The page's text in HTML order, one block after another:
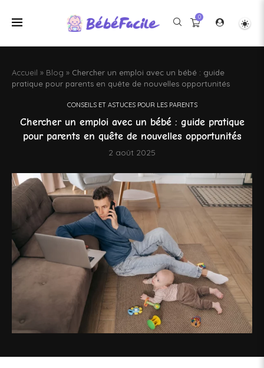
0
Accueil » Blog » Chercher un emploi avec un bébé : guide
pratique pour parents en quête de nouvelles opportunités
CONSEILS ET ASTUCES POUR LES PARENTS
Chercher un emploi avec un bébé : guide pratique
pour parents en quête de nouvelles opportunités
2 août 2025